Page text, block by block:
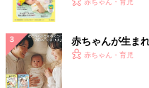
赤ちゃんが生ま
赤ちゃん・育児